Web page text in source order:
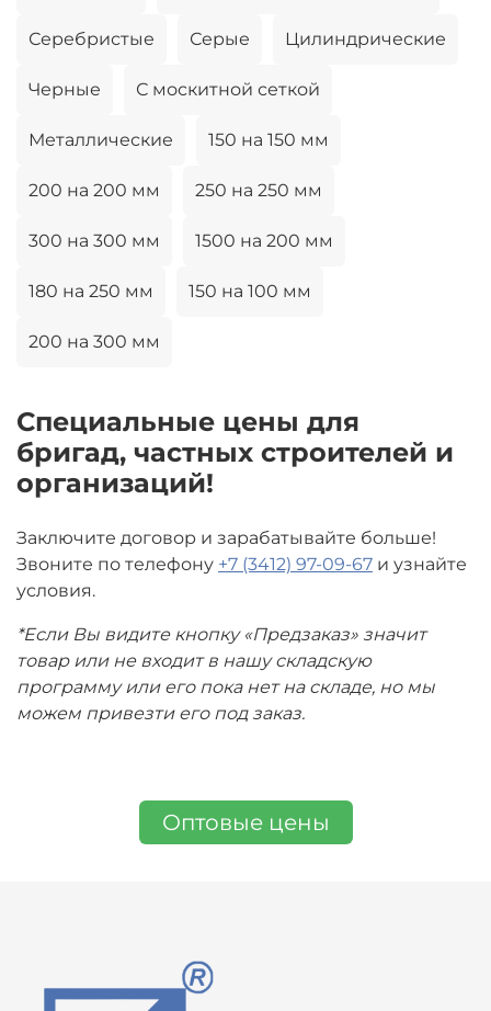
Серебристые Серые Цилиндрические
Черные С москитной сеткой
Металлические 150 на 150 мм
200 на 200 мм 250 на 250 мм
300 на 300 мм 1500 на 200 мм
180 на 250 мм 150 на 100 мм
200 на 300 мм
Специальные цены для
бригад, частных строителей и
организаций!
Заключите договор и зарабатывайте больше!
Звоните по телефону +7 (3412) 97-09-67 и узнайте
условия.
*Если Вы видите кнопку «Предзаказ» значит
товар или не входит в нашу складскую
программу или его пока нет на складе, но мы
можем привезти его под заказ.
Оптовые цены